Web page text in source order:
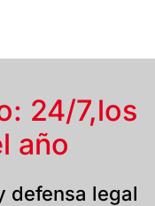
24/7,los
año
defensa legal